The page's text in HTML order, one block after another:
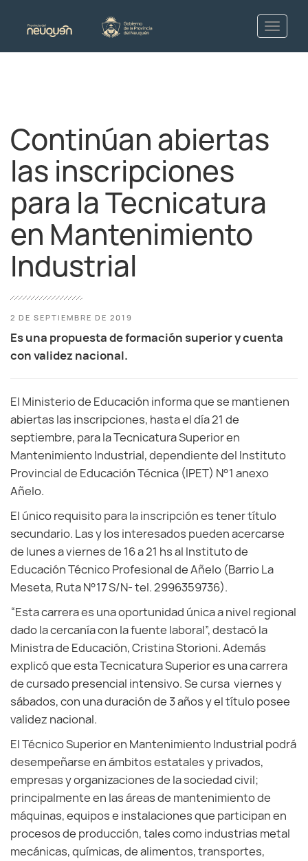
Continúan abiertas
las inscripciones
para la Tecnicatura
en Mantenimiento
Industrial
2 DE SEPTIEMBRE DE 2019
Es una propuesta de formación superior y cuenta
con validez nacional.
El Ministerio de Educación informa que se mantienen
abiertas las inscripciones, hasta el día 21 de
septiembre, para la Tecnicatura Superior en
Mantenimiento Industrial, dependiente del Instituto
Provincial de Educación Técnica (IPET) N°1 anexo
Añelo.
El único requisito para la inscripción es tener título
secundario. Las y los interesados pueden acercarse
de lunes a viernes de 16 a 21 hs al Instituto de
Educación Técnico Profesional de Añelo (Barrio La
Meseta, Ruta N°17 S/N- tel. 2996359736).
“Esta carrera es una oportunidad única a nivel regional
dado la cercanía con la fuente laboral”, destacó la
Ministra de Educación, Cristina Storioni. Además
explicó que esta Tecnicatura Superior es una carrera
de cursado presencial intensivo. Se cursa viernes y
sábados, con una duración de 3 años y el título posee
validez nacional.
El Técnico Superior en Mantenimiento Industrial podrá
desempeñarse en ámbitos estatales y privados,
empresas y organizaciones de la sociedad civil;
principalmente en las áreas de mantenimiento de
máquinas, equipos e instalaciones que participan en
procesos de producción, tales como industrias metal
mecánicas, químicas, de alimentos, transportes,